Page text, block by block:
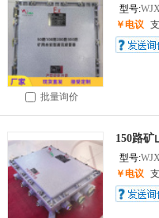
批量询价
型号:
￥电议
150路
型号:
￥电议